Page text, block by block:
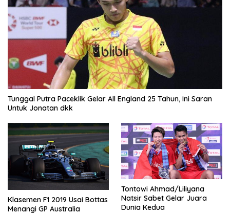
Tunggal Putra Paceklik Gelar All England 25 Tahun, Ini Saran
Untuk Jonatan dkk
Klasemen F1 2019 Usai Bottas
Menangi GP Australia
Tontowi Ahmad/Liliyana
Natsir Sabet Gelar Juara
Dunia Kedua